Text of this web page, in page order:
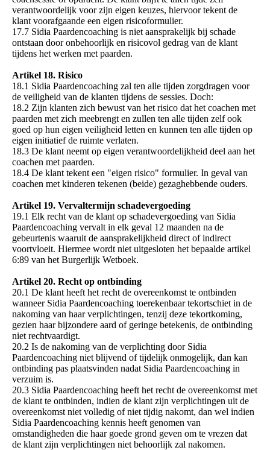
verantwoordelijk voor zijn eigen keuzes, hiervoor tekent de
klant voorafgaande een eigen risicoformulier.
17.7 Sidia Paardencoaching is niet aansprakelijk bij schade
ontstaan door onbehoorlijk en risicovol gedrag van de klant
tijdens het werken met paarden.
Artikel 18. Risico
18.1 Sidia Paardencoaching zal ten alle tijden zorgdragen voor
de veiligheid van de klanten tijdens de sessies. Doch:
18.2 Zijn klanten zich bewust van het risico dat het coachen met
paarden met zich meebrengt en zullen ten alle tijden zelf ook
goed op hun eigen veiligheid letten en kunnen ten alle tijden op
eigen initiatief de ruimte verlaten.
18.3 De klant neemt op eigen verantwoordelijkheid deel aan het
coachen met paarden.
18.4 De klant tekent een "eigen risico" formulier. In geval van
coachen met kinderen tekenen (beide) gezaghebbende ouders.
Artikel 19. Vervaltermijn schadevergoeding
19.1 Elk recht van de klant op schadevergoeding van Sidia
Paardencoaching vervalt in elk geval 12 maanden na de
gebeurtenis waaruit de aansprakelijkheid direct of indirect
voortvloeit. Hiermee wordt niet uitgesloten het bepaalde artikel
6:89 van het Burgerlijk Wetboek.
Artikel 20. Recht op ontbinding
20.1 De klant heeft het recht de overeenkomst te ontbinden
wanneer Sidia Paardencoaching toerekenbaar tekortschiet in de
nakoming van haar verplichtingen, tenzij deze tekortkoming,
gezien haar bijzondere aard of geringe betekenis, de ontbinding
niet rechtvaardigt.
20.2 Is de nakoming van de verplichting door Sidia
Paardencoaching niet blijvend of tijdelijk onmogelijk, dan kan
ontbinding pas plaatsvinden nadat Sidia Paardencoaching in
verzuim is.
20.3 Sidia Paardencoaching heeft het recht de overeenkomst met
de klant te ontbinden, indien de klant zijn verplichtingen uit de
overeenkomst niet volledig of niet tijdig nakomt, dan wel indien
Sidia Paardencoaching kennis heeft genomen van
omstandigheden die haar goede grond geven om te vrezen dat
de klant zijn verplichtingen niet behoorlijk zal nakomen.